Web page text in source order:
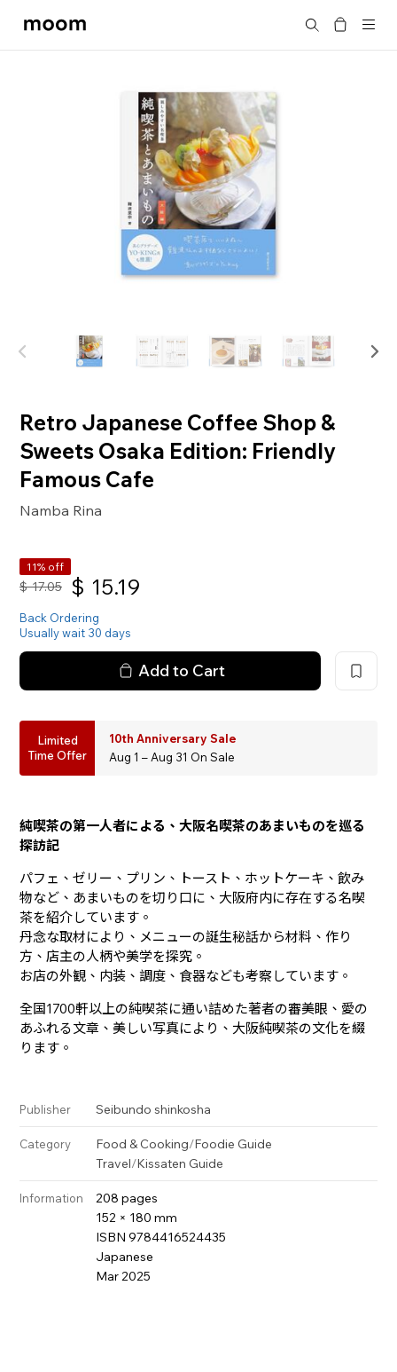
moom
Search
Retro Japanese Coffee Shop &
Sweets Osaka Edition: Friendly
Famous Cafe
Namba Rina
11% off
$ 17.05 $ 15.19
Back Ordering
Usually wait 30 days
Add to Cart
Limited
Time Offer
10th Anniversary Sale
Aug 1 – Aug 31 On Sale
純喫茶の第一人者による、大阪名喫茶のあまいものを巡る
探訪記
パフェ、ゼリー、プリン、トースト、ホットケーキ、飲み
物など、あまいものを切り口に、大阪府内に存在する名喫
茶を紹介しています。
丹念な取材により、メニューの誕生秘話から材料、作り
方、店主の人柄や美学を探究。
お店の外観、内装、調度、食器なども考察しています。
全国1700軒以上の純喫茶に通い詰めた著者の審美眼、愛の
あふれる文章、美しい写真により、大阪純喫茶の文化を綴
ります。
Publisher Seibundo shinkosha
Category Food & Cooking/Foodie Guide
Travel/Kissaten Guide
Information
208 pages
152 × 180 mm
ISBN 9784416524435
Japanese
Mar 2025